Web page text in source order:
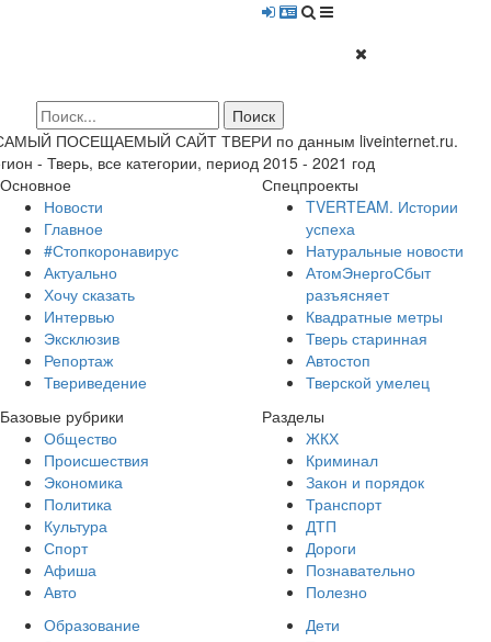
ПОСЕЩАЕМЫЙ САЙТ ТВЕРИ по данным liveinternet.ru.
- Тверь, все категории, период 2015 - 2021 год
Основное
Новости
Главное
#Стопкоронавирус
Актуально
Хочу сказать
Интервью
Эксклюзив
Репортаж
Твериведение
Спецпроекты
TVERTEAM. Истории
успеха
Натуральные новости
АтомЭнергоСбыт
разъясняет
Квадратные метры
Тверь старинная
Автостоп
Тверской умелец
Базовые рубрики
Общество
Происшествия
Экономика
Политика
Культура
Спорт
Афиша
Авто
Разделы
ЖКХ
Криминал
Закон и порядок
Транспорт
ДТП
Дороги
Познавательно
Полезно
Образование
Дети